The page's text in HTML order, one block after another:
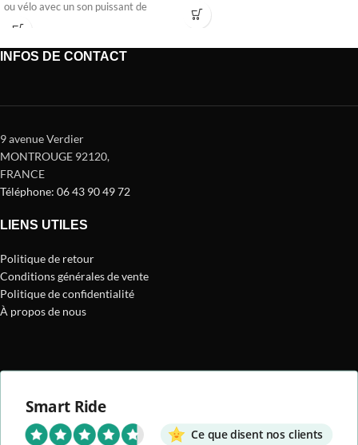
ou vélo avec un son puissant de
INFOS DE CONTACT
9 avenue Verdier
MONTROUGE 92120,
FRANCE
Téléphone: 06 43 90 49 72
LIENS UTILES
Politique de retour
Conditions générales de vente
Politique de confidentialité
À propos de nous
Smart Ride
Ce que disent nos clients